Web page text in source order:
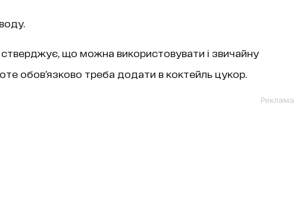
що можна використовувати і звичайну
обов’язково треба додати в коктейль цукор.
Реклама